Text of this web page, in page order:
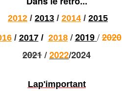
2012 / 2013 / 2014 / 2015
/ 2017/ 2018 / 2019 /2020
2021/2022/2024
Lap'important